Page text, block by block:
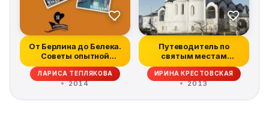
От Берлина до Белека.
Советы опытной
путешественни...
ЛАРИСА ТЕПЛЯКОВА
2014
Путеводитель по
святым местам
России
ИРИНА КРЕСТОВСКАЯ
2013